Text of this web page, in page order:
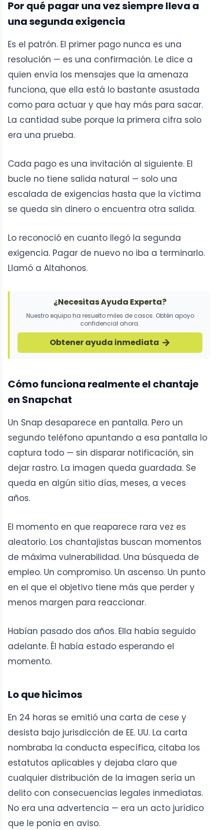
Por qué pagar una vez siempre lleva a
una segunda exigencia
Es el patrón. El primer pago nunca es una
resolución — es una confirmación. Le dice a
quien envía los mensajes que la amenaza
funciona, que ella está lo bastante asustada
como para actuar y que hay más para sacar.
La cantidad sube porque la primera cifra solo
era una prueba.
Cada pago es una invitación al siguiente. El
bucle no tiene salida natural — solo una
escalada de exigencias hasta que la víctima
se queda sin dinero o encuentra otra salida.
Lo reconoció en cuanto llegó la segunda
exigencia. Pagar de nuevo no iba a terminarlo.
Llamó a Altahonos.
¿Necesitas Ayuda Experta?
Nuestro equipo ha resuelto miles de casos. Obtén apoyo
confidencial ahora.
Obtener ayuda inmediata
Cómo funciona realmente el chantaje
en Snapchat
Un Snap desaparece en pantalla. Pero un
segundo teléfono apuntando a esa pantalla lo
captura todo — sin disparar notificación, sin
dejar rastro. La imagen queda guardada. Se
queda en algún sitio días, meses, a veces
años.
El momento en que reaparece rara vez es
aleatorio. Los chantajistas buscan momentos
de máxima vulnerabilidad. Una búsqueda de
empleo. Un compromiso. Un ascenso. Un punto
en el que el objetivo tiene más que perder y
menos margen para reaccionar.
Habían pasado dos años. Ella había seguido
adelante. Él había estado esperando el
momento.
Lo que hicimos
En 24 horas se emitió una carta de cese y
desista bajo jurisdicción de EE. UU. La carta
nombraba la conducta específica, citaba los
estatutos aplicables y dejaba claro que
cualquier distribución de la imagen sería un
delito con consecuencias legales inmediatas.
No era una advertencia — era un acto jurídico
que le ponía en aviso.